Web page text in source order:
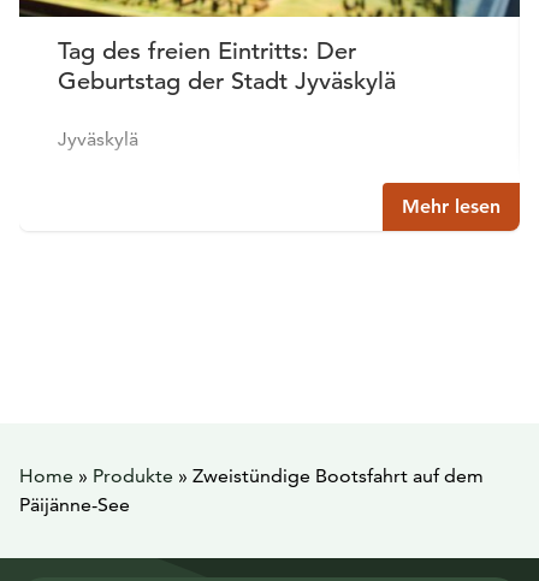
Tag des freien Eintritts: Der
Geburtstag der Stadt Jyväskylä
Jyväskylä
Mehr lesen
Home » Produkte » Zweistündige Bootsfahrt auf dem
Päijänne-See